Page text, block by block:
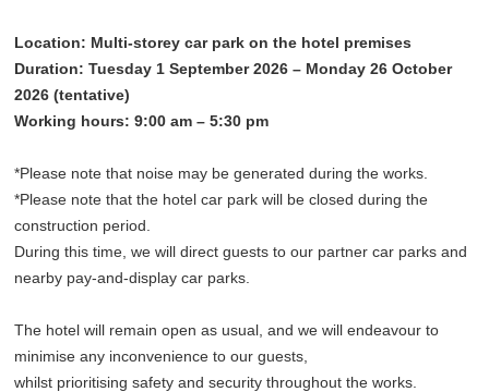
Location: Multi-storey car park on the hotel premises
Duration: Tuesday 1 September 2026 – Monday 26 October
2026 (tentative)
Working hours: 9:00 am – 5:30 pm
*Please note that noise may be generated during the works.
*Please note that the hotel car park will be closed during the
construction period.
During this time, we will direct guests to our partner car parks and
nearby pay-and-display car parks.
The hotel will remain open as usual, and we will endeavour to
minimise any inconvenience to our guests,
whilst prioritising safety and security throughout the works.